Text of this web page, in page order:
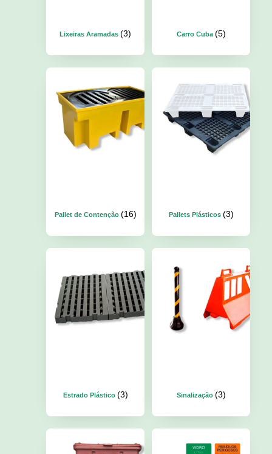
Lixeiras Aramadas (3) Carro Cuba (5)
Pallet de Contenção (16) Pallets Plásticos (3)
Estrado Plástico (3) Sinalização (3)